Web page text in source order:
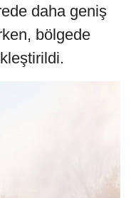
daha geniş
bölgede